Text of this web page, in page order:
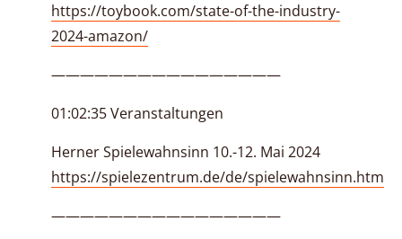
https://toybook.com/state-of-the-industry-
2024-amazon/
————————————————
01:02:35 Veranstaltungen
Herner Spielewahnsinn 10.-12. Mai 2024
https://spielezentrum.de/de/spielewahnsinn.htm
————————————————